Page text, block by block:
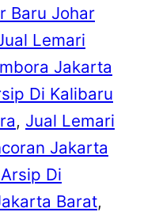
Baru Johar
Lemari
Jakarta
Di Kalibaru
, Jual Lemari
Jakarta
Di
Barat